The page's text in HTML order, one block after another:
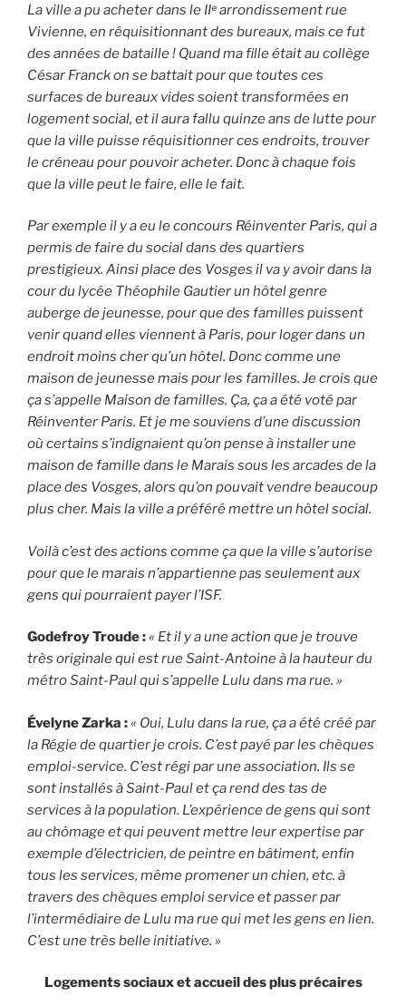
La ville a pu acheter dans le IIᵉ arrondissement rue
Vivienne, en réquisitionnant des bureaux, mais ce fut
des années de bataille ! Quand ma fille était au collège
César Franck on se battait pour que toutes ces
surfaces de bureaux vides soient transformées en
logement social, et il aura fallu quinze ans de lutte pour
que la ville puisse réquisitionner ces endroits, trouver
le créneau pour pouvoir acheter. Donc à chaque fois
que la ville peut le faire, elle le fait.
Par exemple il y a eu le concours Réinventer Paris, qui a
permis de faire du social dans des quartiers
prestigieux. Ainsi place des Vosges il va y avoir dans la
cour du lycée Théophile Gautier un hôtel genre
auberge de jeunesse, pour que des familles puissent
venir quand elles viennent à Paris, pour loger dans un
endroit moins cher qu’un hôtel. Donc comme une
maison de jeunesse mais pour les familles. Je crois que
ça s’appelle Maison de familles. Ça, ça a été voté par
Réinventer Paris. Et je me souviens d’une discussion
où certains s’indignaient qu’on pense à installer une
maison de famille dans le Marais sous les arcades de la
place des Vosges, alors qu’on pouvait vendre beaucoup
plus cher. Mais la ville a préféré mettre un hôtel social.
Voilà c’est des actions comme ça que la ville s’autorise
pour que le marais n’appartienne pas seulement aux
gens qui pourraient payer l’ISF.
Godefroy Troude :« Et il y a une action que je trouve
très originale qui est rue Saint-Antoine à la hauteur du
métro Saint-Paul qui s’appelle Lulu dans ma rue. »
Évelyne Zarka :« Oui, Lulu dans la rue, ça a été créé par
la Régie de quartier je crois. C’est payé par les chèques
emploi-service. C’est régi par une association. Ils se
sont installés à Saint-Paul et ça rend des tas de
services à la population. L’expérience de gens qui sont
au chômage et qui peuvent mettre leur expertise par
exemple d’électricien, de peintre en bâtiment, enfin
tous les services, même promener un chien, etc. à
travers des chèques emploi service et passer par
l’intermédiaire de Lulu ma rue qui met les gens en lien.
C’est une très belle initiative. »
Logements sociaux et accueil des plus précaires